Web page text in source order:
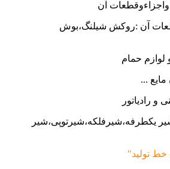
آن
آن :روکش شیلنگ،بوش
حمام
مایع ...
و رادیاتور
یکطرفه،شیرفلکه،شیرتوپی،شیر
خط تولید"